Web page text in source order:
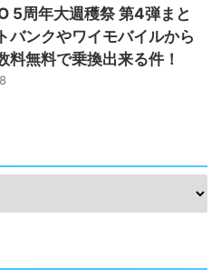
5周年大週穫祭 第4弾まと
バンクやワイモバイルから
料無料で乗換出来る件！